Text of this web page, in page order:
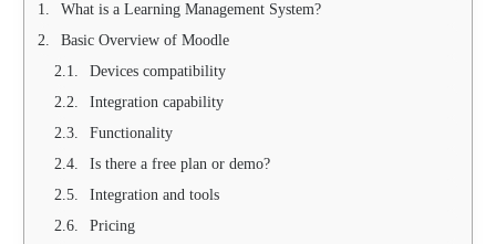
What is a Learning Management System?
Basic Overview of Moodle
Devices compatibility
Integration capability
Functionality
Is there a free plan or demo?
Integration and tools
Pricing